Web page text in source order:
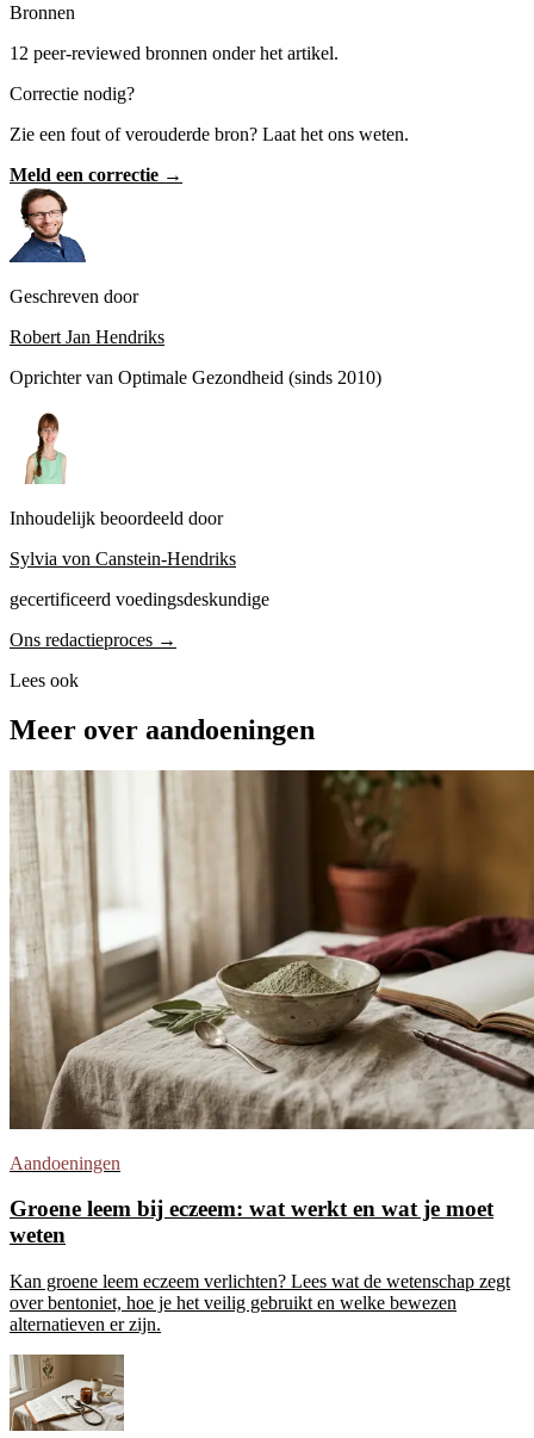
Bronnen
12 peer-reviewed bronnen onder het artikel.
Correctie nodig?
Zie een fout of verouderde bron? Laat het ons weten.
Meld een correctie →
Geschreven door
Robert Jan Hendriks
Oprichter van Optimale Gezondheid (sinds 2010)
Inhoudelijk beoordeeld door
Sylvia von Canstein-Hendriks
gecertificeerd voedingsdeskundige
Ons redactieproces →
Lees ook
Meer over aandoeningen
Aandoeningen
Groene leem bij eczeem: wat werkt en wat je moet
weten
Kan groene leem eczeem verlichten? Lees wat de wetenschap zegt
over bentoniet, hoe je het veilig gebruikt en welke bewezen
alternatieven er zijn.